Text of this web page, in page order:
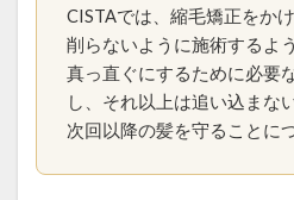
CISTAでは、縮毛矯正をか
削らないように施術するよ
真っ直ぐにするために必要
し、それ以上は追い込まな
次回以降の髪を守ることに
お知らせ
がん治療
く
ケアストレート
ケモカール
サロンの滞在時間
サロン運
ダメージコントロール
ダ